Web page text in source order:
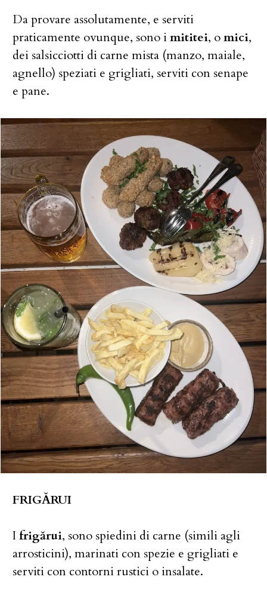
Da provare assolutamente, e serviti
praticamente ovunque, sono imititei, omici,
dei salsicciotti di carne mista (manzo, maiale,
agnello) speziati e grigliati, serviti con senape
e pane.
FRIGĂRUI
I frigărui, sono spiedini di carne (simili agli
arrosticini), marinati con spezie e grigliati e
serviti con contorni rustici o insalate.